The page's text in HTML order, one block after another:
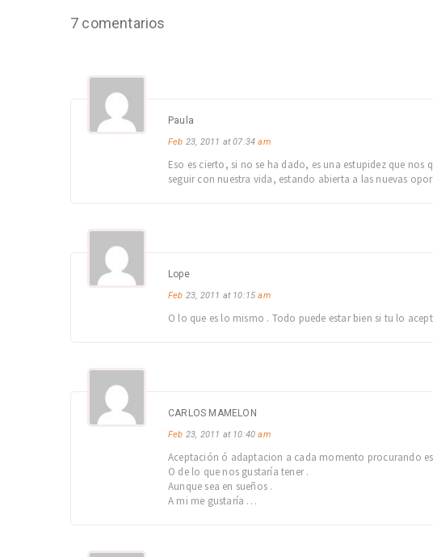
7 comentarios
Paula
Feb 23, 2011 at 07:34am
Eso es cierto, si no se ha dado, es una estupidez que
seguir con nuestra vida, estando abierta a las nuevas
Lope
Feb 23, 2011 at 10:15am
O lo que es lo mismo . Todo puede estar bien si tu lo
CARLOS MAMELON
Feb 23, 2011 at 10:40am
Aceptación ó adaptacion a cada momento procurando
O de lo que nos gustaría tener .
Aunque sea en sueños .
A mi me gustaría …